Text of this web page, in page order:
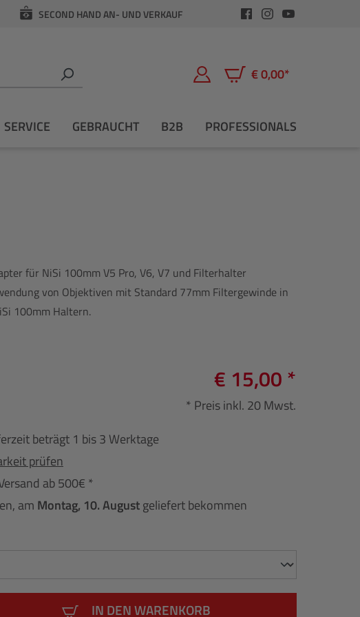
SECOND HAND AN- UND VERKAUF
€ 0,00*
Warenkorb enthält 0
SERVICE GEBRAUCHT B2B PROFESSIONALS
für NiSi 100mm V5 Pro, V6, V7 und Filterhalter
von Objektiven mit Standard 77mm Filtergewinde in
100mm Haltern.
€ 15,00 *
* Preis inkl. 20 Mwst.
beträgt 1 bis 3 Werktage
prüfen
ab 500€ *
am Montag, 10. Augustgeliefert bekommen
IN DEN WARENKORB